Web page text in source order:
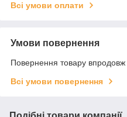
Всі умови оплати
Умови повернення
Повернення товару впродовж
Всі умови повернення